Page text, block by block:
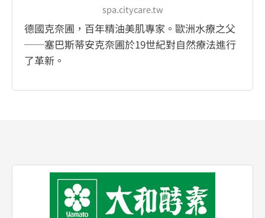
spa.citycare.tw
德國克奈圃，百年精油美肌專家。歐洲水療之父
──塞巴斯蒂安克奈圃於19世紀對自然療法進行
了革新。